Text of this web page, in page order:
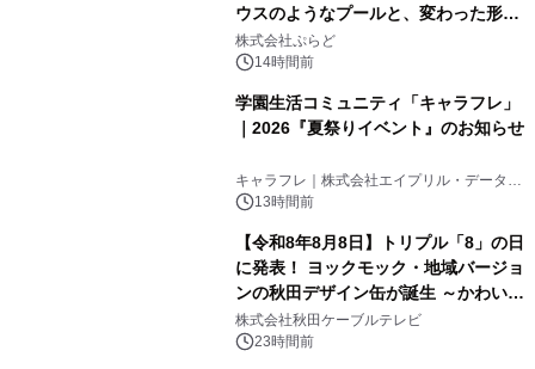
ウスのようなプールと、変わった形の
サウナも 「THE BOXY AWAJI」のお
得な素泊まり連泊プランで
株式会社ぷらど
14時間前
学園生活コミュニティ「キャラフレ」
｜2026『夏祭りイベント』のお知らせ
キャラフレ｜株式会社エイプリル・データ・
デザインズ
13時間前
【令和8年8月8日】トリプル「8」の日
に発表！ ヨックモック・地域バージョ
ンの秋田デザイン缶が誕生 ～かわいい
秋田犬の子犬と秋田の四季と名所を巡
るパッケージ～ 9月1日(火)秋田県内で
株式会社秋田ケーブルテレビ
23時間前